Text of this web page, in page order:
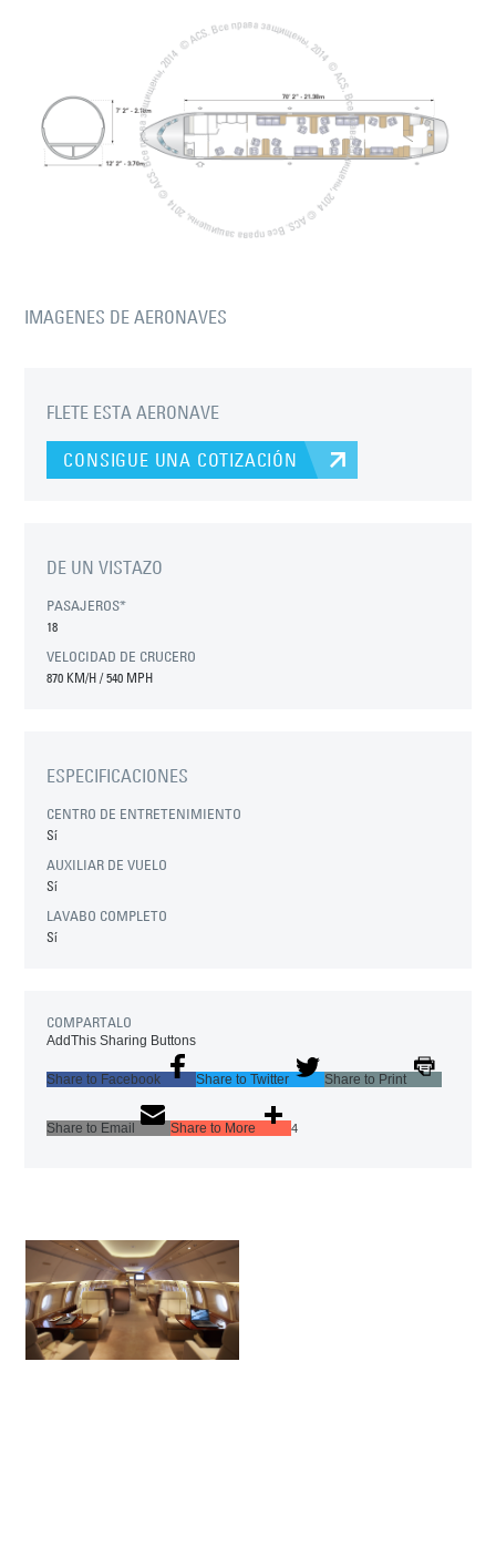
IMAGENES DE AERONAVES
FLETE ESTA AERONAVE
CONSIGUE UNA COTIZACIÓN
DE UN VISTAZO
PASAJEROS*
18
VELOCIDAD DE CRUCERO
870 KM/H / 540 MPH
ESPECIFICACIONES
CENTRO DE ENTRETENIMIENTO
Sí
AUXILIAR DE VUELO
Sí
LAVABO COMPLETO
Sí
COMPARTALO
AddThis Sharing Buttons
Share to Facebook Share to Twitter Share to Print
Share to Email Share to More 4